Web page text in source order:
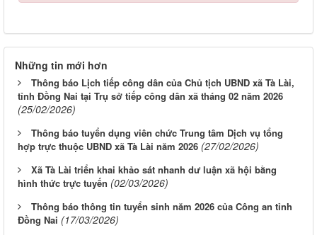
Những tin mới hơn
Thông báo Lịch tiếp công dân của Chủ tịch UBND xã Tà Lài,
tỉnh Đồng Nai tại Trụ sở tiếp công dân xã tháng 02 năm 2026
(25/02/2026)
Thông báo tuyển dụng viên chức Trung tâm Dịch vụ tổng
hợp trực thuộc UBND xã Tà Lài năm 2026 (27/02/2026)
Xã Tà Lài triển khai khảo sát nhanh dư luận xã hội bằng
hình thức trực tuyến (02/03/2026)
Thông báo thông tin tuyển sinh năm 2026 của Công an tỉnh
Đồng Nai (17/03/2026)